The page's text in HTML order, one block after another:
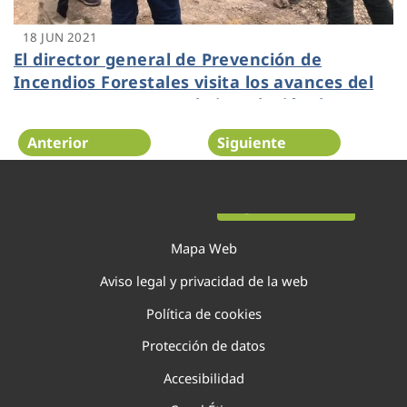
18 JUN 2021
El director general de Prevención de
Incendios Forestales visita los avances del
proyecto GUARDIAN, la instalación de
defensa contra incendios forestales más
grande de Europa
Anterior Siguiente
Mapa Web
Aviso legal y privacidad de la web
Política de cookies
Protección de datos
Accesibilidad